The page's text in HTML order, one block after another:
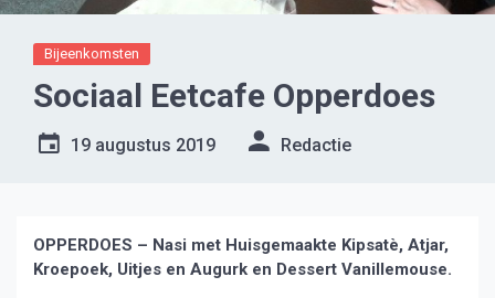
Bijeenkomsten
Sociaal Eetcafe Opperdoes
19 augustus 2019 Redactie
OPPERDOES – Nasi met Huisgemaakte Kipsatè, Atjar,
Kroepoek, Uitjes en Augurk en Dessert Vanillemouse.